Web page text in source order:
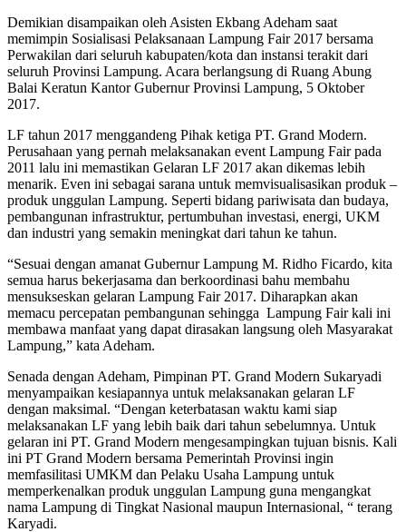
Demikian disampaikan oleh Asisten Ekbang Adeham saat
memimpin Sosialisasi Pelaksanaan Lampung Fair 2017 bersama
Perwakilan dari seluruh kabupaten/kota dan instansi terakit dari
seluruh Provinsi Lampung. Acara berlangsung di Ruang Abung
Balai Keratun Kantor Gubernur Provinsi Lampung, 5 Oktober
2017.
LF tahun 2017 menggandeng Pihak ketiga PT. Grand Modern.
Perusahaan yang pernah melaksanakan event Lampung Fair pada
2011 lalu ini memastikan Gelaran LF 2017 akan dikemas lebih
menarik. Even ini sebagai sarana untuk memvisualisasikan produk –
produk unggulan Lampung. Seperti bidang pariwisata dan budaya,
pembangunan infrastruktur, pertumbuhan investasi, energi, UKM
dan industri yang semakin meningkat dari tahun ke tahun.
“Sesuai dengan amanat Gubernur Lampung M. Ridho Ficardo, kita
semua harus bekerjasama dan berkoordinasi bahu membahu
mensukseskan gelaran Lampung Fair 2017. Diharapkan akan
memacu percepatan pembangunan sehingga Lampung Fair kali ini
membawa manfaat yang dapat dirasakan langsung oleh Masyarakat
Lampung,” kata Adeham.
Senada dengan Adeham, Pimpinan PT. Grand Modern Sukaryadi
menyampaikan kesiapannya untuk melaksanakan gelaran LF
dengan maksimal. “Dengan keterbatasan waktu kami siap
melaksanakan LF yang lebih baik dari tahun sebelumnya. Untuk
gelaran ini PT. Grand Modern mengesampingkan tujuan bisnis. Kali
ini PT Grand Modern bersama Pemerintah Provinsi ingin
memfasilitasi UMKM dan Pelaku Usaha Lampung untuk
memperkenalkan produk unggulan Lampung guna mengangkat
nama Lampung di Tingkat Nasional maupun Internasional, “ terang
Karyadi.